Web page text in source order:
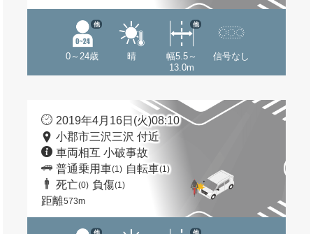
0～24歳
他
晴
幅5.5～
13.0m
他
信号なし
2019年4月16日(火)08:10
小郡市三沢三沢 付近
車両相互 小破事故
普通乗用車(1) 自転車(1)
死亡(0) 負傷(1)
距離573m
他 他